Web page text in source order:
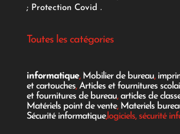
; Protection Covid .
Toutes les catégories
informatique, Mobilier de bureau,
et cartouches,Articles et fournitures
et fournitures de bureau,articles de
Matériels point de vente, Materiels
Sécurité informatique,logiciels, sécurité